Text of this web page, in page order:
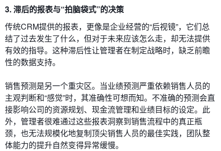
3. 滞后的报表与“拍脑袋式”的决策
传统CRM提供的报表，更像是企业经营的“后视镜”，它们总
结了过去发生了什么，但对于未来应该怎么走，却无法提供
有效的指导。这种滞后性让管理者在制定战略时，缺乏前瞻
性的数据支持。
销售预测是另一个重灾区。当业绩预测严重依赖销售人员的
主观判断和“感觉”时，其准确性可想而知。不准确的预测会直
接影响公司的资源规划、现金流管理和业绩目标的设定。此
外，管理者很难通过这些报表洞察到销售流程中的真正瓶
颈，也无法规模化地复制顶尖销售人员的最佳实践，团队整
体能力的提升自然变得异常缓慢。